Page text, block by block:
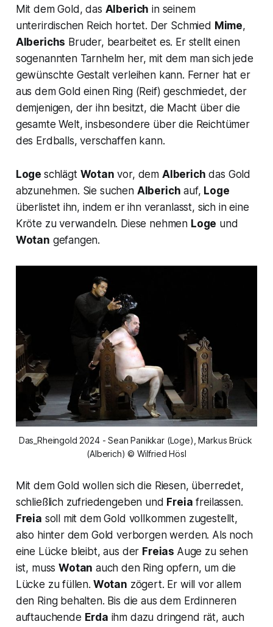
Mit dem Gold, das Alberich in seinem
unterirdischen Reich hortet. Der Schmied Mime,
Alberichs Bruder, bearbeitet es. Er stellt einen
sogenannten Tarnhelm her, mit dem man sich jede
gewünschte Gestalt verleihen kann. Ferner hat er
aus dem Gold einen Ring (Reif) geschmiedet, der
demjenigen, der ihn besitzt, die Macht über die
gesamte Welt, insbesondere über die Reichtümer
des Erdballs, verschaffen kann.
Loge schlägt Wotan vor, dem Alberich das Gold
abzunehmen. Sie suchen Alberich auf, Loge
überlistet ihn, indem er ihn veranlasst, sich in eine
Kröte zu verwandeln. Diese nehmen Loge und
Wotan gefangen.
Das_Rheingold 2024 - Sean Panikkar (Loge), Markus Brück
(Alberich) © Wilfried Hösl
Mit dem Gold wollen sich die Riesen, überredet,
schließlich zufriedengeben und Freia freilassen.
Freia soll mit dem Gold vollkommen zugestellt,
also hinter dem Gold verborgen werden. Als noch
eine Lücke bleibt, aus der Freias Auge zu sehen
ist, mussWotan auch den Ring opfern, um die
Lücke zu füllen. Wotan zögert. Er will vor allem
den Ring behalten. Bis die aus dem Erdinneren
auftauchende Erda ihm dazu dringend rät, auch